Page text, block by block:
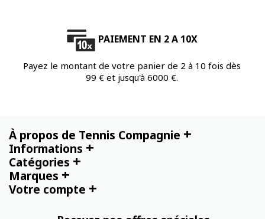
PAIEMENT EN 2 A 10X
Payez le montant de votre panier de 2 à 10 fois dès
99 € et jusqu'à 6000 €.
À propos de Tennis Compagnie +
Informations +
Catégories +
Marques +
Votre compte +